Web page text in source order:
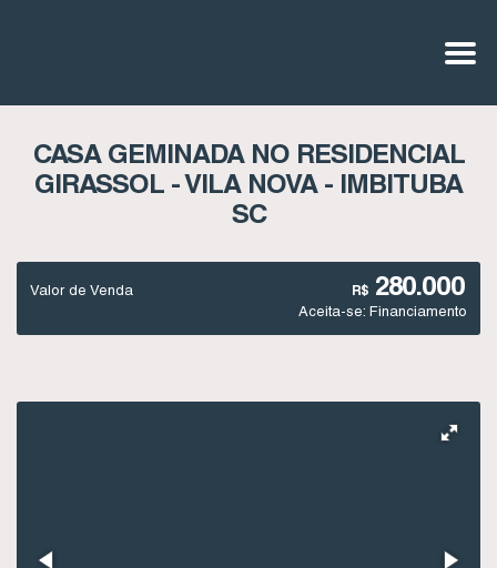
CASA GEMINADA NO RESIDENCIAL
GIRASSOL - VILA NOVA - IMBITUBA
SC
R$ 280.000
Valor de Venda
Aceita-se: Financiamento